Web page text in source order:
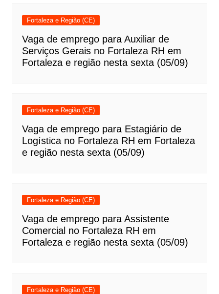
Fortaleza e Região (CE)
Vaga de emprego para Auxiliar de
Serviços Gerais no Fortaleza RH em
Fortaleza e região nesta sexta (05/09)
Fortaleza e Região (CE)
Vaga de emprego para Estagiário de
Logística no Fortaleza RH em Fortaleza
e região nesta sexta (05/09)
Fortaleza e Região (CE)
Vaga de emprego para Assistente
Comercial no Fortaleza RH em
Fortaleza e região nesta sexta (05/09)
Fortaleza e Região (CE)